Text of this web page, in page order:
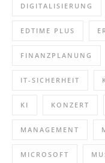
DIGITALISIERUNG
EDTIME PLUS
FINANZPLANUNG
IT-SICHERHEIT
KI KONZERT
MANAGEMENT
MICROSOFT